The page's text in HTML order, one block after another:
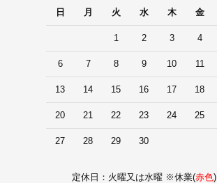
日
月 火 水 木 金
1 2 3 4
6 7 8 9 10 11
13 14 15 16 17 18
20 21 22 23 24 25
27 28 29 30
定休日：火曜又は水曜 ※休業(赤色)